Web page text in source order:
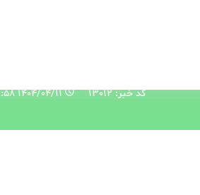
کد خبر: 13012 ۱۴۰۴/۰۴/۱۱ ۱۲:۱۹:۵۸